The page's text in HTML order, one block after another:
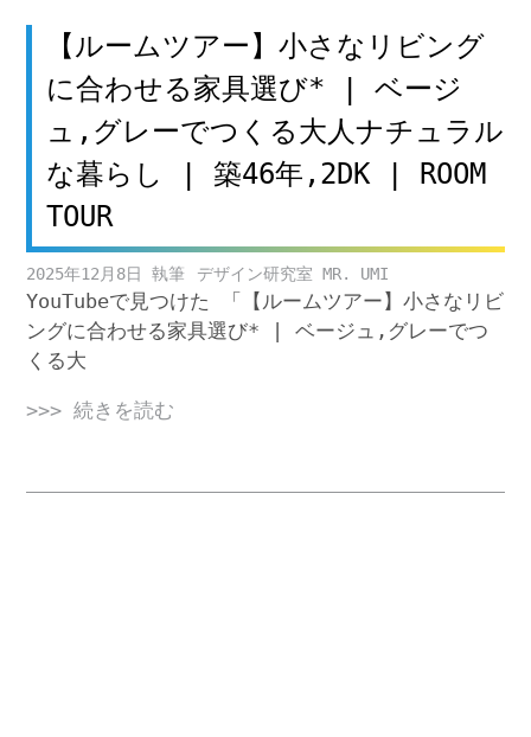
【ルームツアー】小さなリビング
に合わせる家具選び* | ベージ
ュ,グレーでつくる大人ナチュラル
な暮らし | 築46年,2DK | ROOM
TOUR
2025年12月8日 デザイン研究室 MR. UMI
YouTubeで見つけた 「【ルームツアー】小さなリビ
ングに合わせる家具選び* | ベージュ,グレーでつ
くる大
>>> 続きを読む